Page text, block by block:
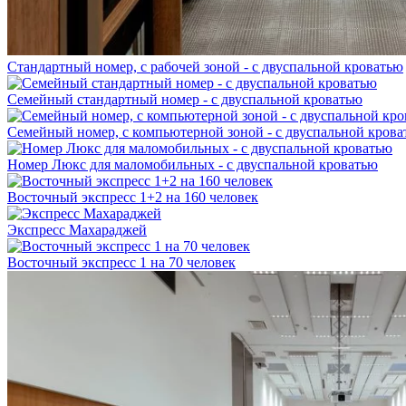
Стандартный номер, с рабочей зоной - с двуспальной кроватью
Семейный стандартный номер - с двуспальной кроватью
Семейный номер, с компьютерной зоной - с двуспальной
Номер Люкс для маломобильных - с двуспальной кроватью
Восточный экспресс 1+2 на 160 человек
Экспресс Махараджей
Восточный экспресс 1 на 70 человек